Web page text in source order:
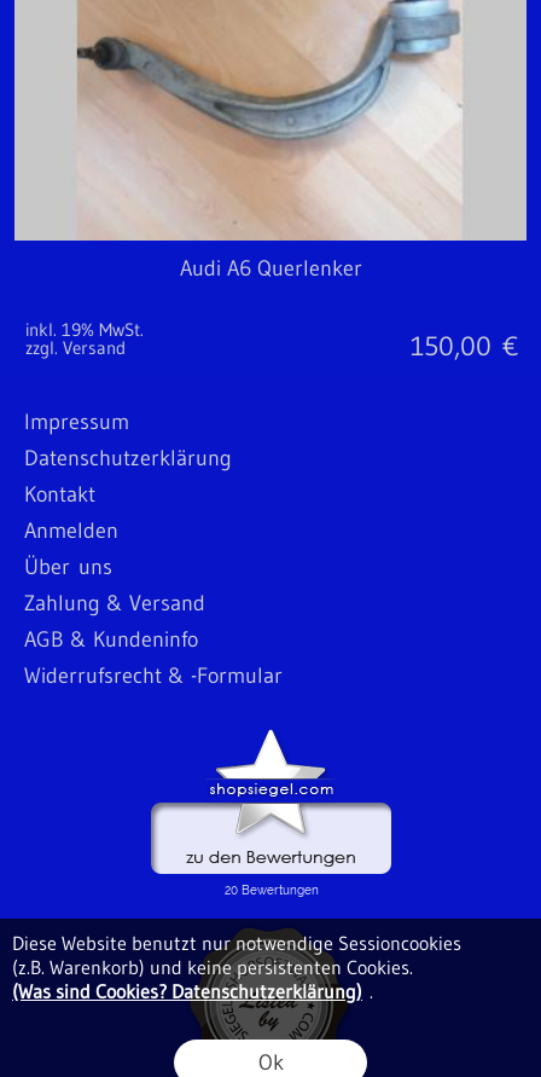
Diese Website benutzt nur notwendige Sessioncookies
(z.B. Warenkorb) und keine persistenten Cookies.
(Was sind Cookies? Datenschutzerklärung) .
Ok
Audi A6 Querlenker
inkl. 19% MwSt.
zzgl. Versand 150,00 €
Impressum
Datenschutzerklärung
Kontakt
Anmelden
Über uns
Zahlung & Versand
AGB & Kundeninfo
Widerrufsrecht & -Formular